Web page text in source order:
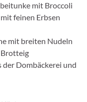
mit Broccoli
feinen Erbsen
mit breiten Nudeln
Brotteig
der Dombäckerei und